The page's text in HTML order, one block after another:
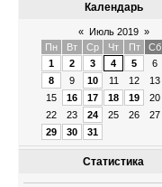
Календарь
« Июль 2019 »
Пн
Вт Ср Чт Пт Сб
1
2 3 4 5 6
8
9 10 11 12 13
15
16 17 18 19 20
22
23 24 25 26 27
29
30 31
Статистика